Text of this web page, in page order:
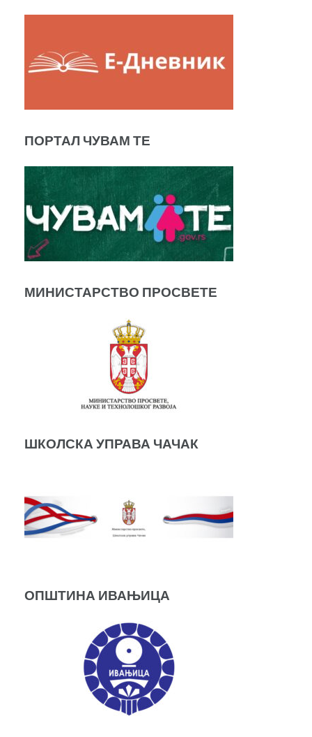
ПОРТАЛ ЧУВАМ ТЕ
МИНИСТАРСТВО ПРОСВЕТЕ
ШКОЛСКА УПРАВА ЧАЧАК
ОПШТИНА ИВАЊИЦА